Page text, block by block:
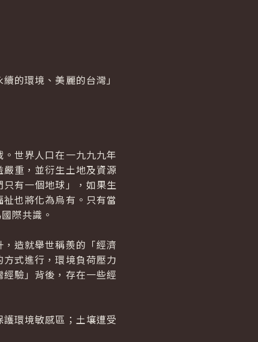
的環境、美麗的台灣」
世界人口在一九九九年
重，並衍生土地及資源
有一個地球」，如果生
也將化為烏有。只有當
際共識。
造就舉世稱羨的「經濟
式進行，環境負荷壓力
驗」背後，存在一些經
環境敏感區；土壤遭受